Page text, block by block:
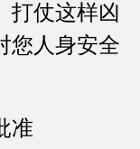
打仗这样凶
您人身安全
准